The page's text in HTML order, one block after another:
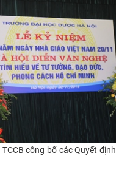
công bố các Quyết định